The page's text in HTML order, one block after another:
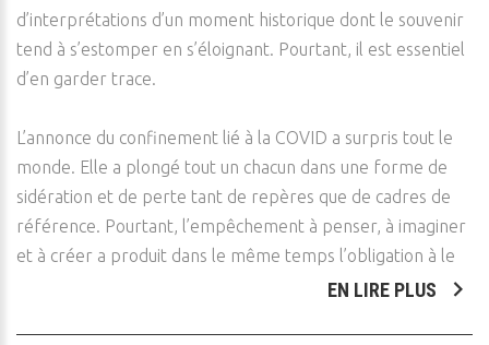
d’interprétations d’un moment historique dont le souvenir
tend à s’estomper en s’éloignant. Pourtant, il est essentiel
d’en garder trace.
L’annonce du confinement lié à la COVID a surpris tout le
monde. Elle a plongé tout un chacun dans une forme de
sidération et de perte tant de repères que de cadres de
référence. Pourtant, l’empêchement à penser, à imaginer
et à créer a produit dans le même temps l’obligation à le
EN LIRE PLUS